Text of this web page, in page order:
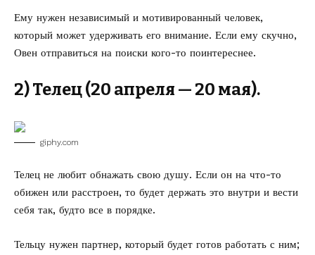
Ему нужен независимый и мотивированный человек,
который может удерживать его внимание. Если ему скучно,
Овен отправиться на поиски кого-то поинтереснее.
2) Телец (20 апреля — 20 мая).
giphy.com
Телец не любит обнажать свою душу. Если он на что-то
обижен или расстроен, то будет держать это внутри и вести
себя так, будто все в порядке.
Тельцу нужен партнер, который будет готов работать с ним;